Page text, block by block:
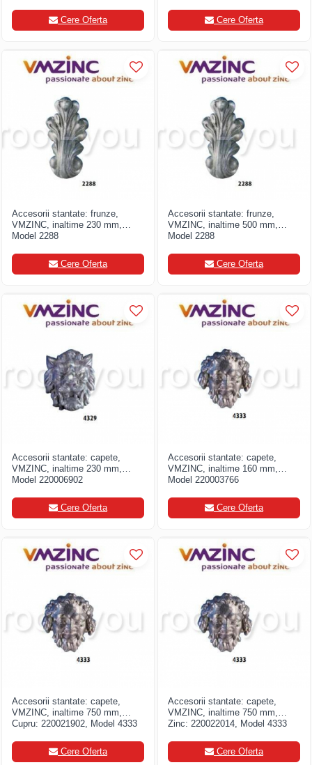
Cere Oferta Cere Oferta
Accesorii stantate: frunze,
VMZINC, inaltime 230 mm,
Model 2288
Cere Oferta
Accesorii stantate: frunze,
VMZINC, inaltime 500 mm,
Model 2288
Cere Oferta
Accesorii stantate: capete,
VMZINC, inaltime 230 mm,
Model 220006902
Cere Oferta
Accesorii stantate: capete,
VMZINC, inaltime 160 mm,
Model 220003766
Cere Oferta
Accesorii stantate: capete,
VMZINC, inaltime 750 mm,
Cupru: 220021902, Model 4333
Cere Oferta
Accesorii stantate: capete,
VMZINC, inaltime 750 mm,
Zinc: 220022014, Model 4333
Cere Oferta